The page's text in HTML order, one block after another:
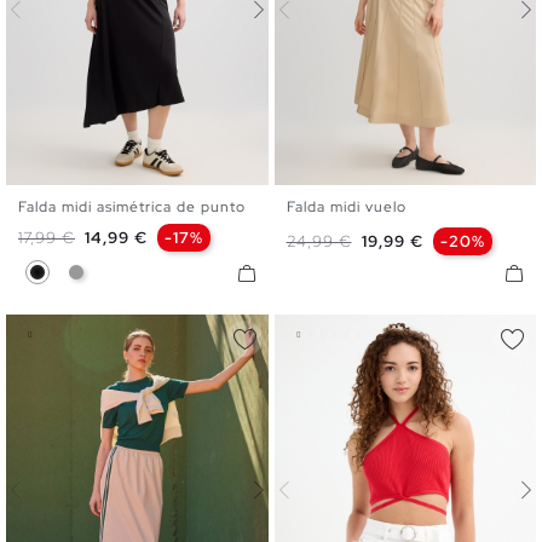
Falda midi asimétrica de punto
Precio base
17,99 € Precio
14,99 € -17%
NegroGris Medio
Falda midi vuelo
Precio base
24,99 € Precio
19,99 € -20%